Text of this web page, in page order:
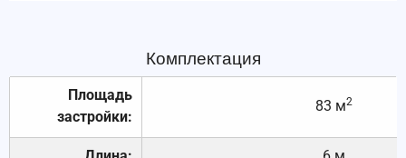
Комплектация
Площадь
застройки:
83 м2